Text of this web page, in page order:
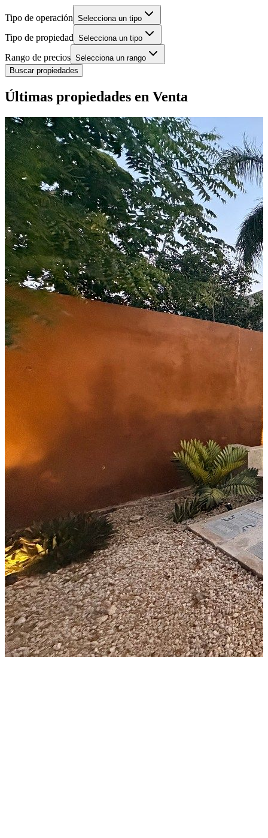
Tipo de operación Selecciona un tipo
Tipo de propiedad Selecciona un tipo
Rango de precios Selecciona un rango
Buscar propiedades
Últimas propiedades en Venta